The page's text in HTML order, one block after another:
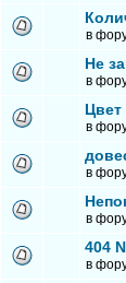
в
Не
в
в
в
в
404
в